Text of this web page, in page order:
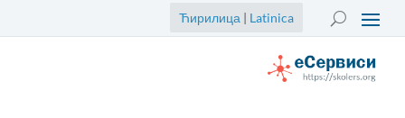
Ћирилица | Latinica